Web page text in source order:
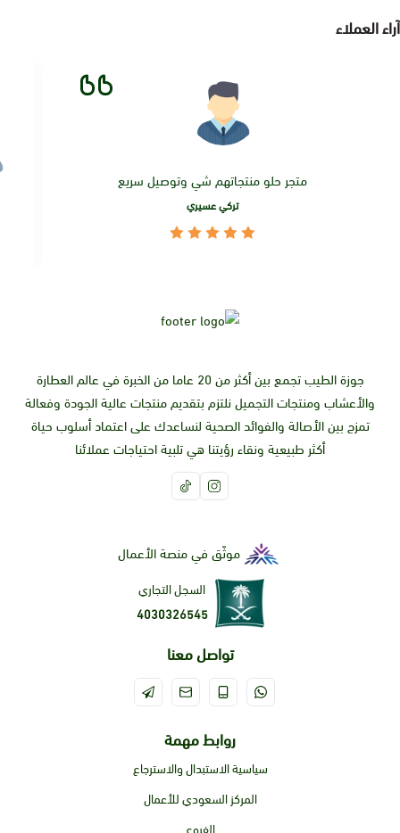
آراء العملاء
متجر حلو منتجاتهم شي وتوصيل سريع
تركي عسيري
جوزة الطيب تجمع بين أكثر من 20 عاما من الخبرة في عالم العطارة
والأعشاب ومنتجات التجميل نلتزم بتقديم منتجات عالية الجودة وفعالة
تمزج بين الأصالة والفوائد الصحية لنساعدك على اعتماد أسلوب حياة
أكثر طبيعية ونقاء رؤيتنا هي تلبية احتياجات عملائنا
موثّق في منصة الأعمال
السجل التجاري
4030326545
تواصل معنا
روابط مهمة
سياسية الاستبدال والاسترجاع
المركز السعودي للأعمال